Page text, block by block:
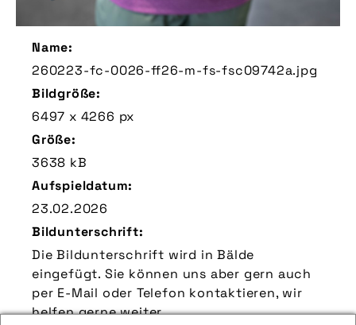
Name:
260223-fc-0026-ff26-m-fs-fsc09742a.jpg
Bildgröße:
6497 x 4266 px
Größe:
3638 kB
Aufspieldatum:
23.02.2026
Bildunterschrift:
Die Bildunterschrift wird in Bälde
eingefügt. Sie können uns aber gern auch
per E-Mail oder Telefon kontaktieren, wir
helfen gerne weiter.